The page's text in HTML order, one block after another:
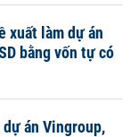
xuất làm dự án
bằng vốn tự có
án Vingroup,